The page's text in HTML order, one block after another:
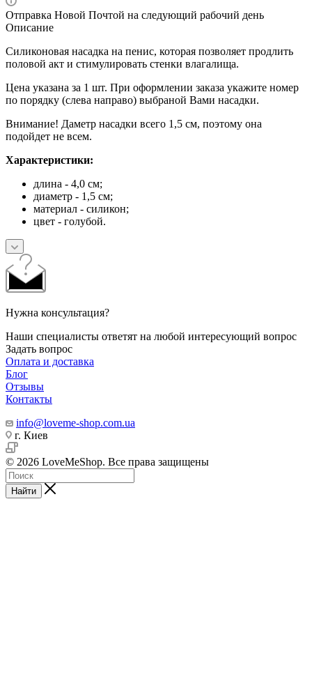
Отправка Новой Почтой на следующий рабочий день
Описание
Силиконовая насадка на пенис, которая позволяет продлить
половой акт и стимулировать стенки влагалища.
Цена указана за 1 шт. При оформлении заказа укажите номер
по порядку (слева направо) выбраной Вами насадки.
Внимание! Даметр насадки всего 1,5 см, поэтому она
подойдет не всем.
Характеристики:
длина - 4,0 см;
диаметр - 1,5 см;
материал - силикон;
цвет - голубой.
Нужна консультация?
Наши специалисты ответят на любой интересующий вопрос
Задать вопрос
Оплата и доставка
Блог
Отзывы
Контакты
info@loveme-shop.com.ua
г. Киев
© 2026 LoveMeShop. Все права защищены
Найти